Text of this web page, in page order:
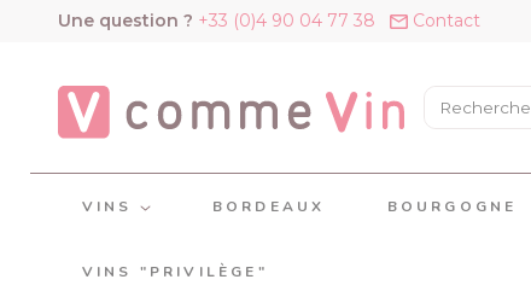
Une question ? +33 (0)4 90 04 77 38 Contact
VINS BORDEAUX BOURGOGNE
VINS "PRIVILÈGE"
Panneau de gestion des cookies